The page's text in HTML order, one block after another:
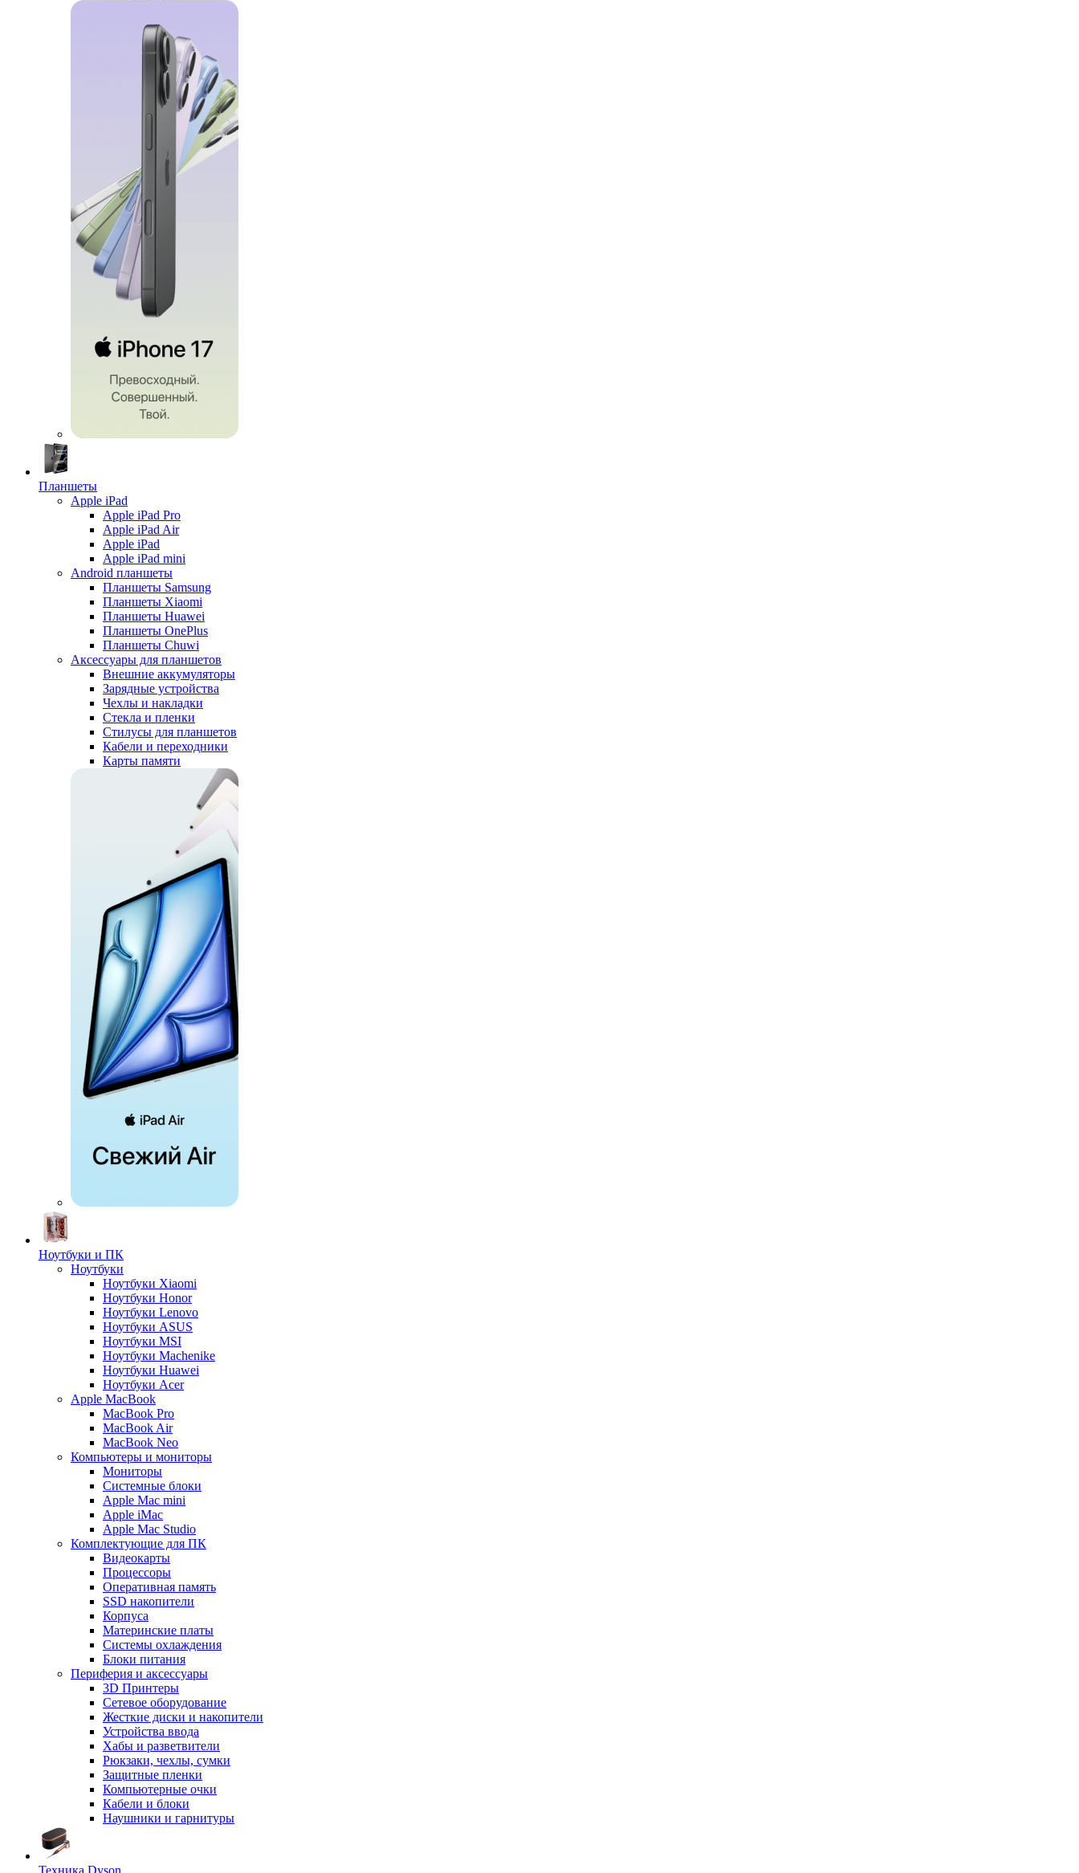
Планшеты
Apple iPad
Apple iPad Pro
Apple iPad Air
Apple iPad
Apple iPad mini
Android планшеты
Планшеты Samsung
Планшеты Xiaomi
Планшеты Huawei
Планшеты OnePlus
Планшеты Chuwi
Аксессуары для планшетов
Внешние аккумуляторы
Зарядные устройства
Чехлы и накладки
Стекла и пленки
Стилусы для планшетов
Кабели и переходники
Карты памяти
Ноутбуки и ПК
Ноутбуки
Ноутбуки Xiaomi
Ноутбуки Honor
Ноутбуки Lenovo
Ноутбуки ASUS
Ноутбуки MSI
Ноутбуки Machenike
Ноутбуки Huawei
Ноутбуки Acer
Apple MacBook
MacBook Pro
MacBook Air
MacBook Neo
Компьютеры и мониторы
Мониторы
Системные блоки
Apple Mac mini
Apple iMac
Apple Mac Studio
Комплектующие для ПК
Видеокарты
Процессоры
Оперативная память
SSD накопители
Корпуса
Материнские платы
Системы охлаждения
Блоки питания
Периферия и аксессуары
3D Принтеры
Сетевое оборудование
Жесткие диски и накопители
Устройства ввода
Хабы и разветвители
Рюкзаки, чехлы, сумки
Защитные пленки
Компьютерные очки
Кабели и блоки
Наушники и гарнитуры
Техника Dyson